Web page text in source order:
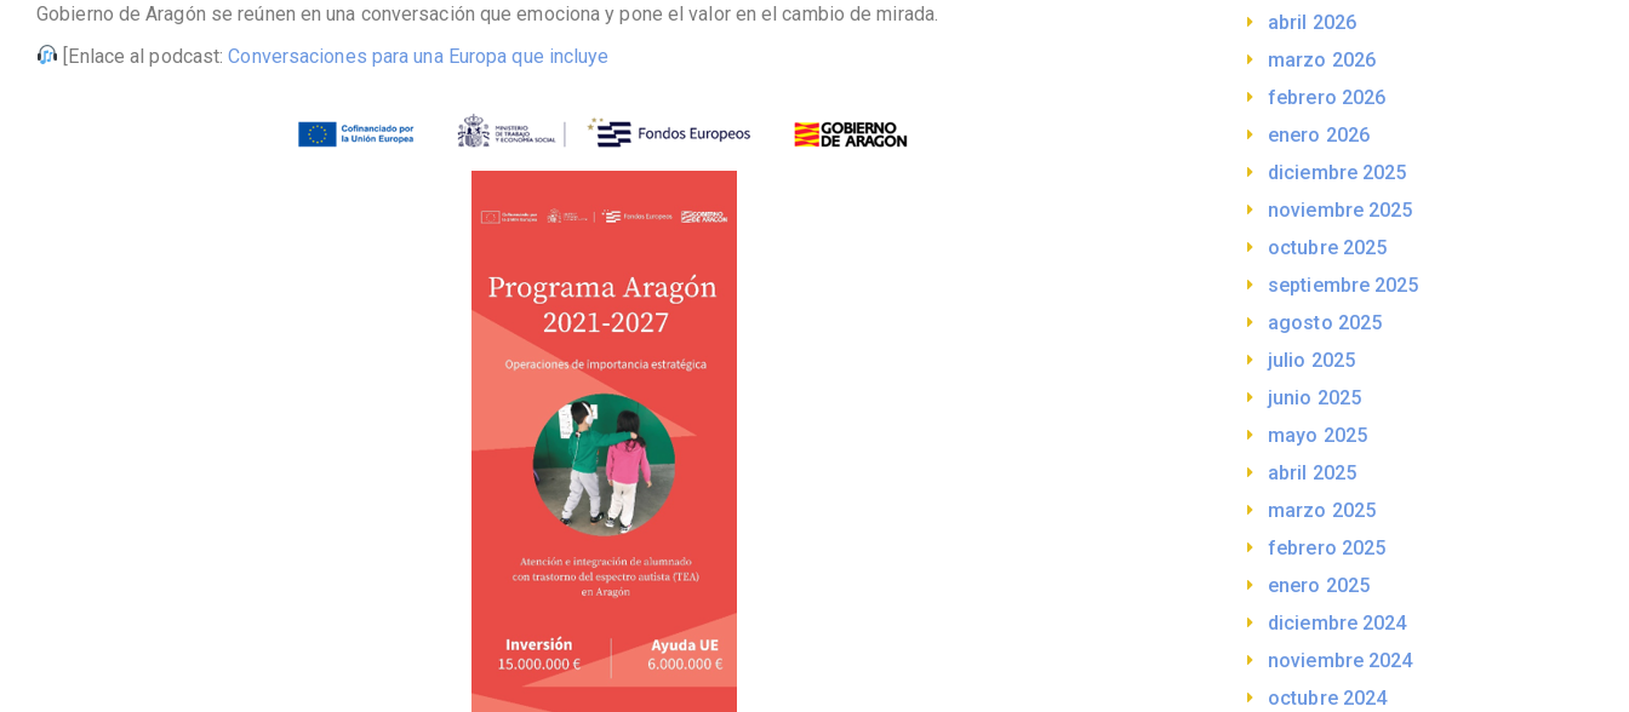
Gobierno de Aragón se reúnen en una conversación que emociona y pone el valor en el cambio de mirada.
[Enlace al podcast:Conversaciones para una Europa que incluye
abril 2026
marzo 2026
febrero 2026
enero 2026
diciembre 2025
noviembre 2025
octubre 2025
septiembre 2025
agosto 2025
julio 2025
junio 2025
mayo 2025
abril 2025
marzo 2025
febrero 2025
enero 2025
diciembre 2024
noviembre 2024
octubre 2024